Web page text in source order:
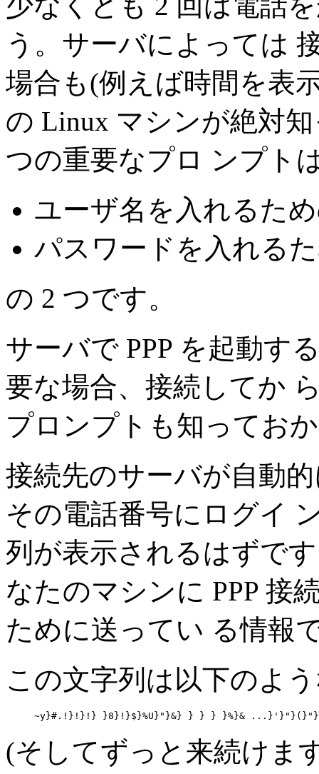
う。サーバによっては
場合も(例えば時間を表
の Linux マシンが絶対
つの重要なプロ ンプト
ユーザ名を入れるた
パスワードを入れる
の 2 つです。
サーバで PPP を起動す
要な場合、接続してか
プロンプトも知ってお
接続先のサーバが自動
その電話番号にログイ
列が表示されるはずで
なたのマシンに PPP 接
ために送ってい る情報
この文字列は以下のよ
(そしてずっと来続けま